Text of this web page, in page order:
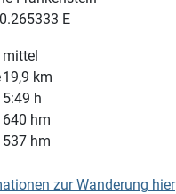
E
mittel
19,9 km
5:49 h
640 hm
537 hm
zur Wanderung hier